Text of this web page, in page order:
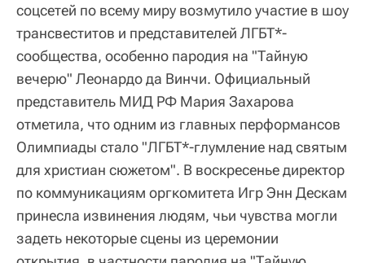
соцсетей по всему миру возмутило участие в шоу
трансвеститов и представителей ЛГБТ*-
сообщества, особенно пародия на "Тайную
вечерю" Леонардо да Винчи. Официальный
представитель МИД РФ Мария Захарова
отметила, что одним из главных перформансов
Олимпиады стало "ЛГБТ*-глумление над святым
для христиан сюжетом". В воскресенье директор
по коммуникациям оргкомитета Игр Энн Дескам
принесла извинения людям, чьи чувства могли
задеть некоторые сцены из церемонии